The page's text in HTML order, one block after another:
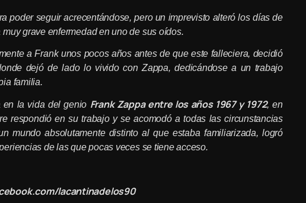
poder seguir acrecentándose, pero un imprevisto alteró los días de
grave enfermedad en uno de sus oídos.
a Frank unos pocos años antes de que este falleciera, decidió
dejó de lado lo vivido con Zappa, dedicándose a un trabajo
familia.
en la vida del genio Frank Zappa entre los años 1967 y 1972, en
respondió en su trabajo y se acomodó a todas las circunstancias
mundo absolutamente distinto al que estaba familiarizada, logró
de las que pocas veces se tiene acceso.
lacantinadelos90